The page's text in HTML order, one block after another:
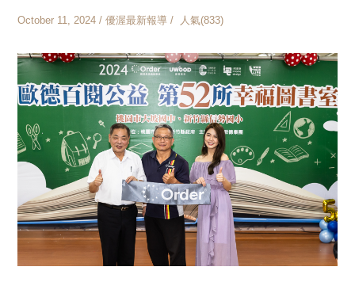
October 11, 2024 / 優渥最新報導 / 人氣(833)